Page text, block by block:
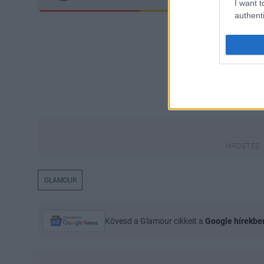
I want
GLAMOUR
Kövesd a Glamour cikkeit a Google